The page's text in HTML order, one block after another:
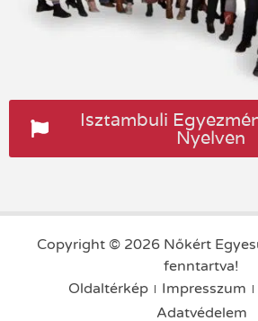
Isztambuli
Nyelven
Copyright © 2026 Nőkért
fenntartva!
Oldaltérkép
Impresszum
Adatvédelem